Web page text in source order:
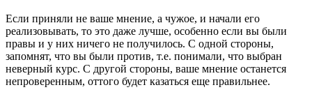
Если приняли не ваше мнение, а чужое, и начали его
реализовывать, то это даже лучше, особенно если вы были
правы и у них ничего не получилось. С одной стороны,
запомнят, что вы были против, т.е. понимали, что выбран
неверный курс. С другой стороны, ваше мнение останется
непроверенным, оттого будет казаться еще правильнее.